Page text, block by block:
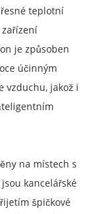
teplotní
je způsoben
účinným
vzduchu, jakož i
na místech s
kancelářské
špičkové